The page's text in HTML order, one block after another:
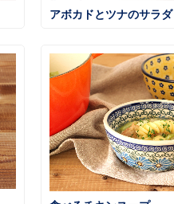
アボカドとツナのサラダ